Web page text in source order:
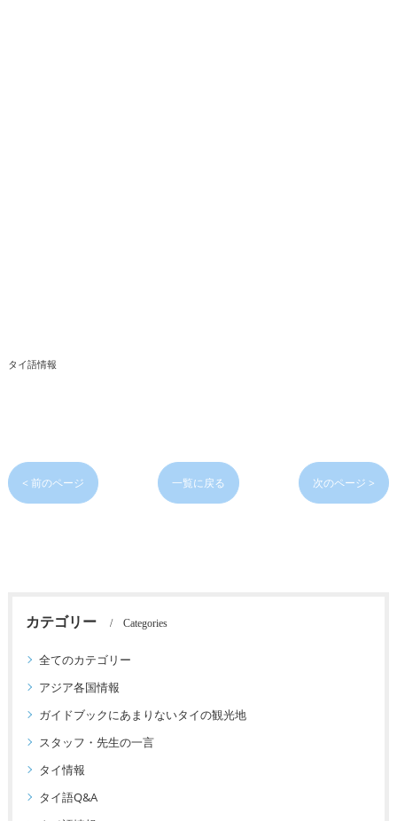
タイ語情報
< 前のページ 一覧に戻る 次のページ >
カテゴリー Categories
全てのカテゴリー
アジア各国情報
ガイドブックにあまりないタイの観光地
スタッフ・先生の一言
タイ情報
タイ語Q&A